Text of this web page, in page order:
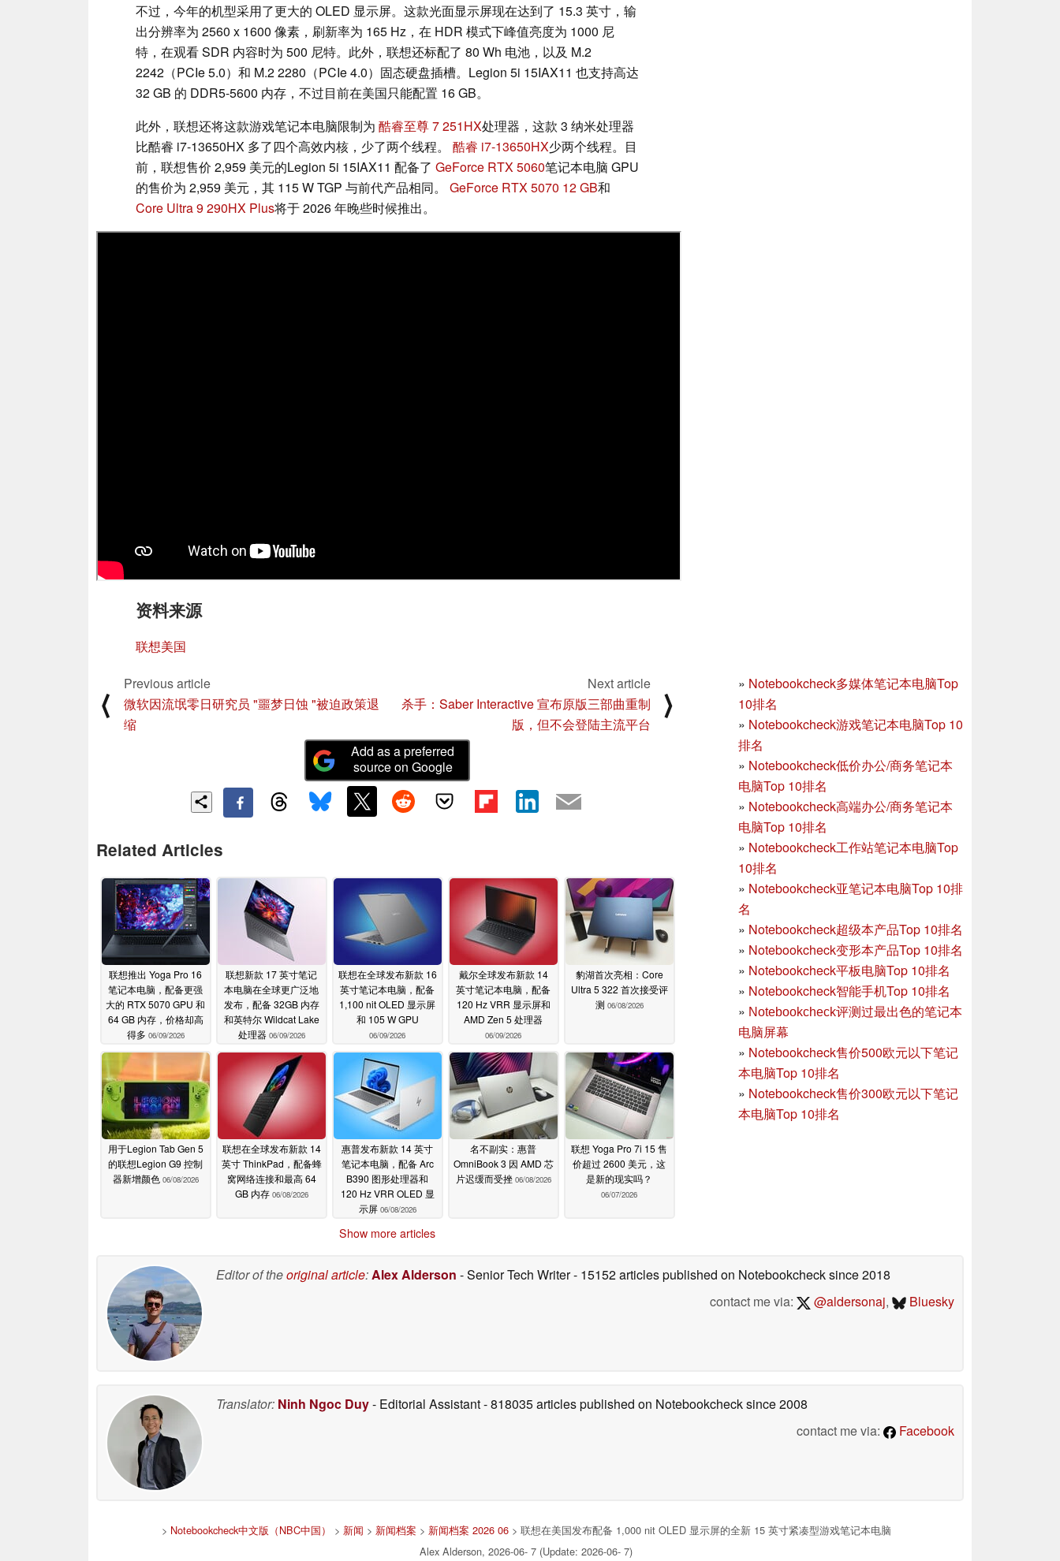
不过，今年的机型采用了更大的 OLED 显示屏。这款光面显示屏现在达到了 15.3 英寸，输
出分辨率为 2560 x 1600 像素，刷新率为 165 Hz，在 HDR 模式下峰值亮度为 1000 尼
特，在观看 SDR 内容时为 500 尼特。此外，联想还标配了 80 Wh 电池，以及 M.2
2242（PCIe 5.0）和 M.2 2280（PCIe 4.0）固态硬盘插槽。Legion 5i 15IAX11 也支持高达
32 GB 的 DDR5-5600 内存，不过目前在美国只能配置 16 GB。
此外，联想还将这款游戏笔记本电脑限制为 酷睿至尊 7 251HX处理器，这款 3 纳米处理器
比酷睿 i7-13650HX 多了四个高效内核，少了两个线程。 酷睿 i7-13650HX少两个线程。目
前，联想售价 2,959 美元的Legion 5i 15IAX11 配备了 GeForce RTX 5060笔记本电脑 GPU
的售价为 2,959 美元，其 115 W TGP 与前代产品相同。 GeForce RTX 5070 12 GB和
Core Ultra 9 290HX Plus将于 2026 年晚些时候推出。
资料来源
联想美国
» Notebookcheck多媒体笔记本电脑Top
10排名
» Notebookcheck游戏笔记本电脑Top 10
排名
» Notebookcheck低价办公/商务笔记本
电脑Top 10排名
» Notebookcheck高端办公/商务笔记本
电脑Top 10排名
» Notebookcheck工作站笔记本电脑Top
10排名
» Notebookcheck亚笔记本电脑Top 10排
名
» Notebookcheck超级本产品Top 10排名
» Notebookcheck变形本产品Top 10排名
» Notebookcheck平板电脑Top 10排名
» Notebookcheck智能手机Top 10排名
» Notebookcheck评测过最出色的笔记本
电脑屏幕
» Notebookcheck售价500欧元以下笔记
本电脑Top 10排名
» Notebookcheck售价300欧元以下笔记
本电脑Top 10排名
⟨
Previous article
微软因流氓零日研究员 "噩梦日蚀 "被迫政策退
缩
Next article
杀手：Saber Interactive 宣布原版三部曲重制
版，但不会登陆主流平台
⟩
Add as a preferred
source on Google
Related Articles
联想推出 Yoga Pro 16
笔记本电脑，配备更强
大的 RTX 5070 GPU 和
64 GB 内存，价格却高
得多 06/09/2026
联想新款 17 英寸笔记
本电脑在全球更广泛地
发布，配备 32GB 内存
和英特尔 Wildcat Lake
处理器 06/09/2026
联想在全球发布新款 16
英寸笔记本电脑，配备
1,100 nit OLED 显示屏
和 105 W GPU
06/09/2026
戴尔全球发布新款 14
英寸笔记本电脑，配备
120 Hz VRR 显示屏和
AMD Zen 5 处理器
06/09/2026
豹湖首次亮相：Core
Ultra 5 322 首次接受评
测 06/08/2026
用于Legion Tab Gen 5
的联想Legion G9 控制
器新增颜色 06/08/2026
联想在全球发布新款 14
英寸 ThinkPad，配备蜂
窝网络连接和最高 64
GB 内存 06/08/2026
惠普发布新款 14 英寸
笔记本电脑，配备 Arc
B390 图形处理器和
120 Hz VRR OLED 显
示屏 06/08/2026
名不副实：惠普
OmniBook 3 因 AMD 芯
片迟缓而受挫 06/08/2026
联想 Yoga Pro 7i 15 售
价超过 2600 美元，这
是新的现实吗？
06/07/2026
Show more articles
Editor of theoriginal article:Alex Alderson - Senior Tech Writer- 15152 articles published on Notebookchecksince 2018
contact me via:
@aldersonaj, Bluesky
Translator: Ninh Ngoc Duy- Editorial Assistant- 818035 articles published on Notebookchecksince 2008
contact me via:
Facebook
> Notebookcheck中文版（NBC中国） > 新闻 > 新闻档案 > 新闻档案 2026 06> 联想在美国发布配备 1,000 nit OLED 显示屏的全新 15 英寸紧凑型游戏笔记本电脑
Alex Alderson, 2026-06- 7 (Update: 2026-06- 7)